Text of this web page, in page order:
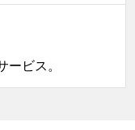
ビス。